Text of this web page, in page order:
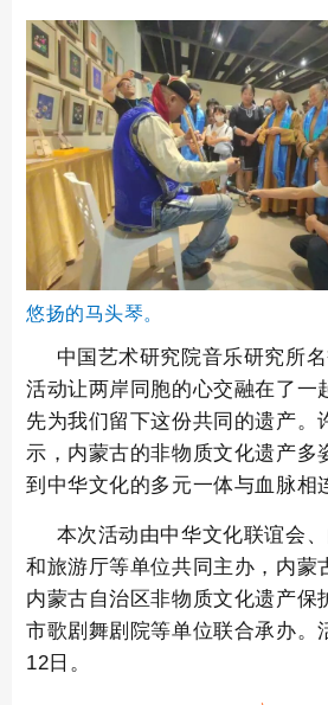
悠扬的马头琴。
中国艺术研究院音乐研究所
活动让两岸同胞的心交融在了一
先为我们留下这份共同的遗产。
示，内蒙古的非物质文化遗产多
到中华文化的多元一体与血脉相
本次活动由中华文化联谊会
和旅游厅等单位共同主办，内蒙
内蒙古自治区非物质文化遗产保
市歌剧舞剧院等单位联合承办。
12日。